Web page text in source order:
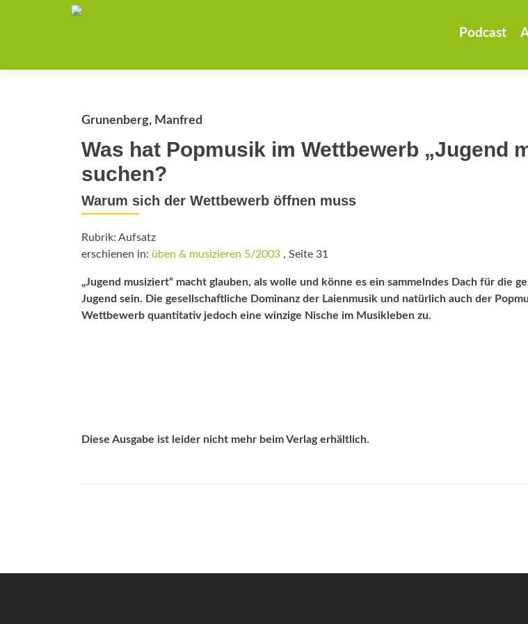
Podcast
Grunenberg, Manfred
Was hat Popmusik im Wettbewerb „Jugend
suchen?
Warum sich der Wettbewerb öffnen muss
Rubrik: Aufsatz
erschienen in: üben & musizieren 5/2003 , Seite 31
„Jugend musiziert“ macht glauben, als wolle und könne es ein sammelndes Dach für die
Jugend sein. Die gesellschaftliche Dominanz der Laienmusik und natürlich auch der
Wettbewerb quantitativ jedoch eine winzige Nische im Musikleben zu.
Diese Ausgabe ist leider nicht mehr beim Verlag erhältlich.